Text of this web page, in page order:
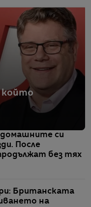
домашните си
После
без тях
Британската
на